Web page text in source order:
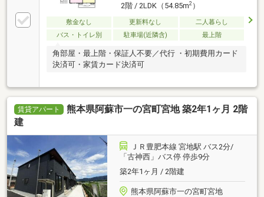
2階 / 2LDK（54.85m2）
敷金なし 更新料なし
二人暮らし
バス・トイレ別
駐車場(近隣含) 最上階
角部屋・最上階・保証人不要／代行 ・初期費用カード
決済可・家賃カード決済可
賃貸アパート
熊本県阿蘇市一の宮町宮地 築2年1ヶ月 2階
建
ＪＲ豊肥本線 宮地駅 バス2分/
「古神西」バス停 停歩9分
築2年1ヶ月 / 2階建
熊本県阿蘇市一の宮町宮地